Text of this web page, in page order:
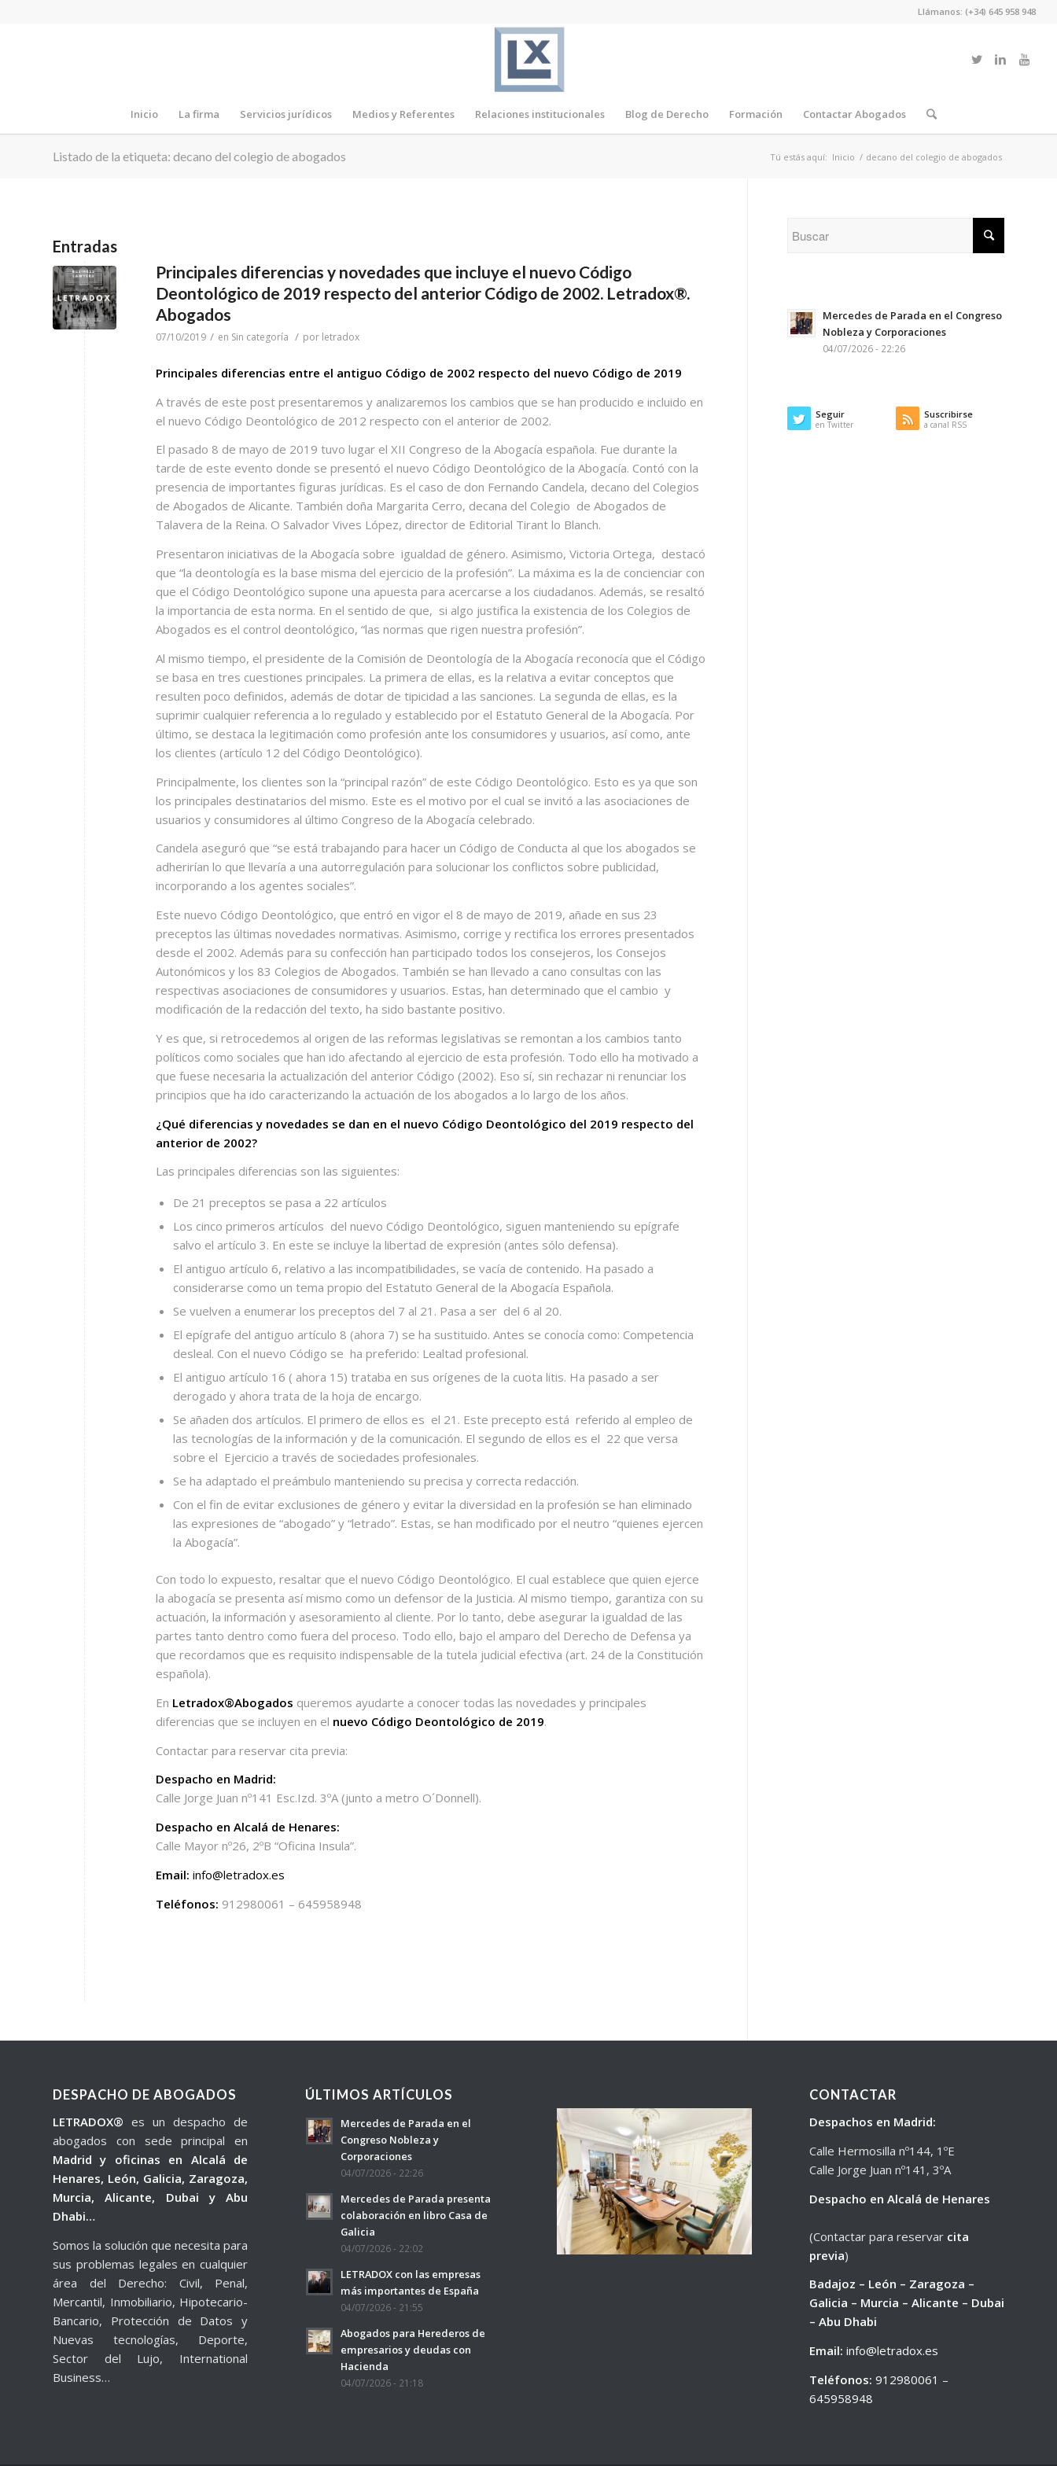
Llámanos: (+34) 645 958 948
Inicio La firma Servicios jurídicos Medios y Referentes Relaciones institucionales Blog de Derecho Formación Contactar Abogados
Listado de la etiqueta: decano del colegio de abogados Tú estás aquí: Inicio / decano del colegio de abogados
Entradas
Principales diferencias y novedades que incluye el nuevo Código
Deontológico de 2019 respecto del anterior Código de 2002. Letradox®.
Abogados
07/10/2019 / en Sin categoría / por letradox
Principales diferencias entre el antiguo Código de 2002 respecto del nuevo Código de 2019
A través de este post presentaremos y analizaremos los cambios que se han producido e incluido en
el nuevo Código Deontológico de 2012 respecto con el anterior de 2002.
El pasado 8 de mayo de 2019 tuvo lugar el XII Congreso de la Abogacía española. Fue durante la
tarde de este evento donde se presentó el nuevo Código Deontológico de la Abogacía. Contó con la
presencia de importantes figuras jurídicas. Es el caso de don Fernando Candela, decano del Colegios
de Abogados de Alicante. También doña Margarita Cerro, decana del Colegio de Abogados de
Talavera de la Reina. O Salvador Vives López, director de Editorial Tirant lo Blanch.
Presentaron iniciativas de la Abogacía sobre igualdad de género. Asimismo, Victoria Ortega, destacó
que “la deontología es la base misma del ejercicio de la profesión”. La máxima es la de concienciar con
que el Código Deontológico supone una apuesta para acercarse a los ciudadanos. Además, se resaltó
la importancia de esta norma. En el sentido de que, si algo justifica la existencia de los Colegios de
Abogados es el control deontológico, “las normas que rigen nuestra profesión”.
Al mismo tiempo, el presidente de la Comisión de Deontología de la Abogacía reconocía que el Código
se basa en tres cuestiones principales. La primera de ellas, es la relativa a evitar conceptos que
resulten poco definidos, además de dotar de tipicidad a las sanciones. La segunda de ellas, es la
suprimir cualquier referencia a lo regulado y establecido por el Estatuto General de la Abogacía. Por
último, se destaca la legitimación como profesión ante los consumidores y usuarios, así como, ante
los clientes (artículo 12 del Código Deontológico).
Principalmente, los clientes son la “principal razón” de este Código Deontológico. Esto es ya que son
los principales destinatarios del mismo. Este es el motivo por el cual se invitó a las asociaciones de
usuarios y consumidores al último Congreso de la Abogacía celebrado.
Candela aseguró que “se está trabajando para hacer un Código de Conducta al que los abogados se
adherirían lo que llevaría a una autorregulación para solucionar los conflictos sobre publicidad,
incorporando a los agentes sociales”.
Este nuevo Código Deontológico, que entró en vigor el 8 de mayo de 2019, añade en sus 23
preceptos las últimas novedades normativas. Asimismo, corrige y rectifica los errores presentados
desde el 2002. Además para su confección han participado todos los consejeros, los Consejos
Autonómicos y los 83 Colegios de Abogados. También se han llevado a cano consultas con las
respectivas asociaciones de consumidores y usuarios. Estas, han determinado que el cambio y
modificación de la redacción del texto, ha sido bastante positivo.
Y es que, si retrocedemos al origen de las reformas legislativas se remontan a los cambios tanto
políticos como sociales que han ido afectando al ejercicio de esta profesión. Todo ello ha motivado a
que fuese necesaria la actualización del anterior Código (2002). Eso sí, sin rechazar ni renunciar los
principios que ha ido caracterizando la actuación de los abogados a lo largo de los años.
¿Qué diferencias y novedades se dan en el nuevo Código Deontológico del 2019 respecto del
anterior de 2002?
Las principales diferencias son las siguientes:
De 21 preceptos se pasa a 22 artículos
Los cinco primeros artículos del nuevo Código Deontológico, siguen manteniendo su epígrafe
salvo el artículo 3. En este se incluye la libertad de expresión (antes sólo defensa).
El antiguo artículo 6, relativo a las incompatibilidades, se vacía de contenido. Ha pasado a
considerarse como un tema propio del Estatuto General de la Abogacía Española.
Se vuelven a enumerar los preceptos del 7 al 21. Pasa a ser del 6 al 20.
El epígrafe del antiguo artículo 8 (ahora 7) se ha sustituido. Antes se conocía como: Competencia
desleal. Con el nuevo Código se ha preferido: Lealtad profesional.
El antiguo artículo 16 ( ahora 15) trataba en sus orígenes de la cuota litis. Ha pasado a ser
derogado y ahora trata de la hoja de encargo.
Se añaden dos artículos. El primero de ellos es el 21. Este precepto está referido al empleo de
las tecnologías de la información y de la comunicación. El segundo de ellos es el 22 que versa
sobre el Ejercicio a través de sociedades profesionales.
Se ha adaptado el preámbulo manteniendo su precisa y correcta redacción.
Con el fin de evitar exclusiones de género y evitar la diversidad en la profesión se han eliminado
las expresiones de “abogado” y “letrado”. Estas, se han modificado por el neutro “quienes ejercen
la Abogacía”.
Con todo lo expuesto, resaltar que el nuevo Código Deontológico. El cual establece que quien ejerce
la abogacía se presenta así mismo como un defensor de la Justicia. Al mismo tiempo, garantiza con su
actuación, la información y asesoramiento al cliente. Por lo tanto, debe asegurar la igualdad de las
partes tanto dentro como fuera del proceso. Todo ello, bajo el amparo del Derecho de Defensa ya
que recordamos que es requisito indispensable de la tutela judicial efectiva (art. 24 de la Constitución
española).
En Letradox®Abogados queremos ayudarte a conocer todas las novedades y principales
diferencias que se incluyen en el nuevo Código Deontológico de 2019.
Contactar para reservar cita previa:
Despacho en Madrid:
Calle Jorge Juan nº141 Esc.Izd. 3ºA (junto a metro O´Donnell).
Despacho en Alcalá de Henares:
Calle Mayor nº26, 2ºB “Oficina Insula”.
Email: info@letradox.es
Teléfonos: 912980061 – 645958948
Mercedes de Parada en el Congreso
Nobleza y Corporaciones
04/07/2026 - 22:26
Seguir
en Twitter
Suscribirse
a canal RSS
DESPACHO DE ABOGADOS
LETRADOX® es un despacho de
abogados con sede principal en
Madrid y oficinas en Alcalá de
Henares, León, Galicia, Zaragoza,
Murcia, Alicante, Dubai y Abu
Dhabi…
Somos la solución que necesita para
sus problemas legales en cualquier
área del Derecho: Civil, Penal,
Mercantil, Inmobiliario, Hipotecario-
Bancario, Protección de Datos y
Nuevas tecnologías, Deporte,
Sector del Lujo, International
Business…
ÚLTIMOS ARTÍCULOS
Mercedes de Parada en el
Congreso Nobleza y
Corporaciones
04/07/2026 - 22:26
Mercedes de Parada presenta
colaboración en libro Casa de
Galicia
04/07/2026 - 22:02
LETRADOX con las empresas
más importantes de España
04/07/2026 - 21:55
Abogados para Herederos de
empresarios y deudas con
Hacienda
04/07/2026 - 21:18
CONTACTAR
Despachos en Madrid:
Calle Hermosilla nº144, 1ºE
Calle Jorge Juan nº141, 3ºA
Despacho en Alcalá de Henares
(Contactar para reservar cita
previa)
Badajoz – León – Zaragoza –
Galicia – Murcia – Alicante – Dubai
– Abu Dhabi
Email: info@letradox.es
Teléfonos: 912980061 –
645958948